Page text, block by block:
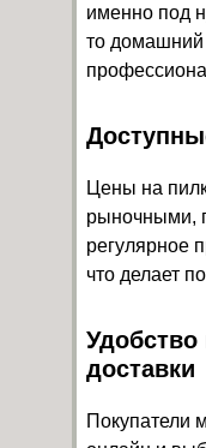
именно под
то домашний
Цены на
рыночными,
регулярное
что делает
Удобство
доставки
Покупатели